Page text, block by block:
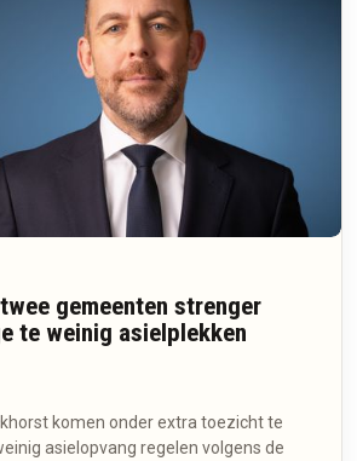
gemeenten strenger
te weinig asielplekken
komen onder extra toezicht te
asielopvang regelen volgens de